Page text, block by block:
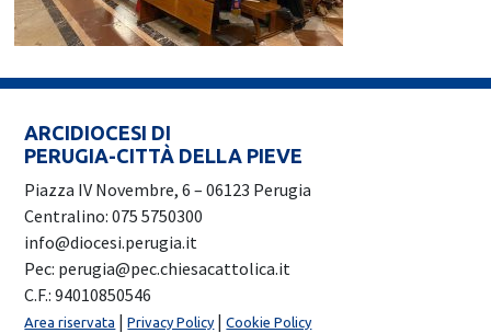
ARCIDIOCESI DI
PERUGIA-CITTÀ DELLA PIEVE
Piazza IV Novembre, 6 – 06123 Perugia
Centralino: 075 5750300
info@diocesi.perugia.it
Pec: perugia@pec.chiesacattolica.it
C.F.: 94010850546
Area riservata |Privacy Policy |Cookie Policy